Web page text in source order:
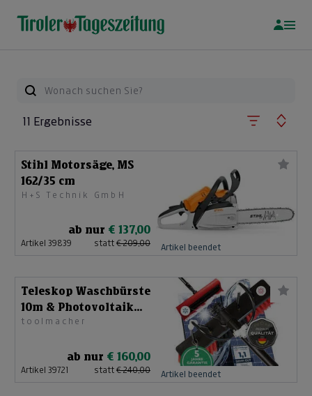
11 Ergebnisse
Stihl Motorsäge, MS
162/35 cm
H+S Technik GmbH
ab nur € 137,00
Artikel 39839 statt € 209,00 Artikel beendet
Teleskop Waschbürste
10m & Photovoltaik
Schneeschieber
toolmacher
ab nur € 160,00
Artikel 39721 statt € 240,00 Artikel beendet